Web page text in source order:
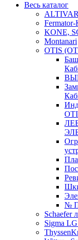
Весь каталог
ALTIVAR
KONE,
Montanari
OTIS
№
Schaefer
Sigma